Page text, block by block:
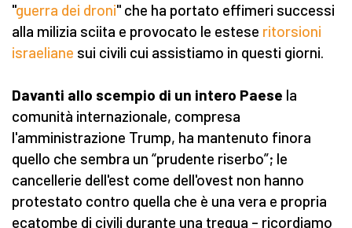
"guerra dei droni" che ha portato effimeri successi
alla milizia sciita e provocato le estese ritorsioni
israeliane sui civili cui assistiamo in questi giorni.
Davanti allo scempio di un intero Paese la
comunità internazionale, compresa
l'amministrazione Trump, ha mantenuto finora
quello che sembra un “prudente riserbo”; le
cancellerie dell'est come dell'ovest non hanno
protestato contro quella che è una vera e propria
ecatombe di civili durante una tregua – ricordiamo